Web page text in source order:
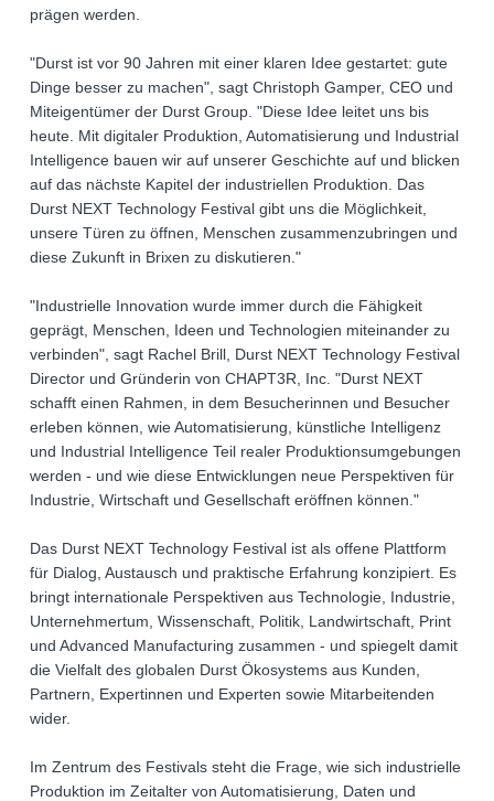
prägen werden.
"Durst ist vor 90 Jahren mit einer klaren Idee gestartet: gute
Dinge besser zu machen", sagt Christoph Gamper, CEO und
Miteigentümer der Durst Group. "Diese Idee leitet uns bis
heute. Mit digitaler Produktion, Automatisierung und Industrial
Intelligence bauen wir auf unserer Geschichte auf und blicken
auf das nächste Kapitel der industriellen Produktion. Das
Durst NEXT Technology Festival gibt uns die Möglichkeit,
unsere Türen zu öffnen, Menschen zusammenzubringen und
diese Zukunft in Brixen zu diskutieren."
"Industrielle Innovation wurde immer durch die Fähigkeit
geprägt, Menschen, Ideen und Technologien miteinander zu
verbinden", sagt Rachel Brill, Durst NEXT Technology Festival
Director und Gründerin von CHAPT3R, Inc. "Durst NEXT
schafft einen Rahmen, in dem Besucherinnen und Besucher
erleben können, wie Automatisierung, künstliche Intelligenz
und Industrial Intelligence Teil realer Produktionsumgebungen
werden - und wie diese Entwicklungen neue Perspektiven für
Industrie, Wirtschaft und Gesellschaft eröffnen können."
Das Durst NEXT Technology Festival ist als offene Plattform
für Dialog, Austausch und praktische Erfahrung konzipiert. Es
bringt internationale Perspektiven aus Technologie, Industrie,
Unternehmertum, Wissenschaft, Politik, Landwirtschaft, Print
und Advanced Manufacturing zusammen - und spiegelt damit
die Vielfalt des globalen Durst Ökosystems aus Kunden,
Partnern, Expertinnen und Experten sowie Mitarbeitenden
wider.
Im Zentrum des Festivals steht die Frage, wie sich industrielle
Produktion im Zeitalter von Automatisierung, Daten und